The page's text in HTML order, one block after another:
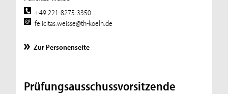
+49 221-8275-3350
felicitas.weisse@th-koeln.de
Zur Personenseite
Prüfungsausschussvorsitzende